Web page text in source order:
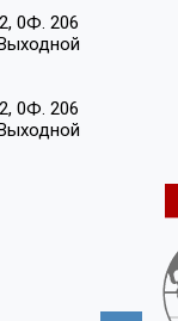
0Ф. 206
0Ф. 206